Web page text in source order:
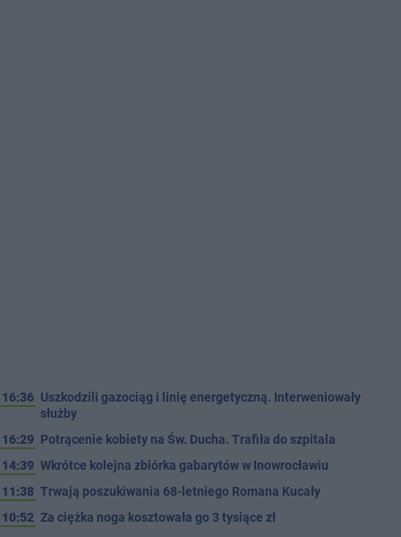
16:36 Uszkodzili gazociąg i linię energetyczną. Interweniowały
służby
16:29 Potrącenie kobiety na Św. Ducha. Trafiła do szpitala
14:39 Wkrótce kolejna zbiórka gabarytów w Inowrocławiu
11:38 Trwają poszukiwania 68-letniego Romana Kucały
10:52 Za ciężka noga kosztowała go 3 tysiące zł